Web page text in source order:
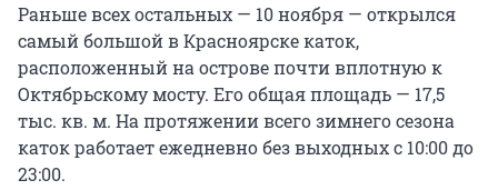
Раньше всех остальных — 10 ноября — открылся
самый большой в Красноярске каток,
расположенный на острове почти вплотную к
Октябрьскому мосту. Его общая площадь — 17,5
тыс. кв. м. На протяжении всего зимнего сезона
каток работает ежедневно без выходных с 10:00 до
23:00.